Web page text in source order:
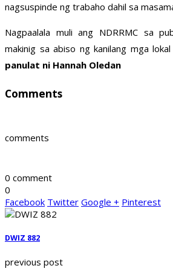
nagsuspinde ng trabaho dahil sa
Nagpaalala muli ang NDRRMC sa
makinig sa abiso ng kanilang mga lokal
panulat ni Hannah Oledan
Comments
comments
0 comment
0
Facebook Twitter Google + Pinterest
DWIZ 882
previous post